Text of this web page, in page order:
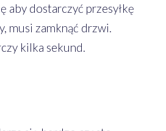
aby dostarczyć przesyłkę
musi zamknąć drzwi.
kilka sekund.